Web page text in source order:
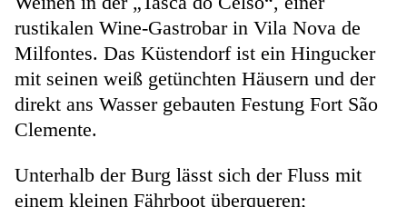
rustikalen Wine-Gastrobar in Vila Nova de
Milfontes. Das Küstendorf ist ein Hingucker
mit seinen weiß getünchten Häusern und der
direkt ans Wasser gebauten Festung Fort São
Clemente.
Unterhalb der Burg lässt sich der Fluss mit
einem kleinen Fährboot überqueren;